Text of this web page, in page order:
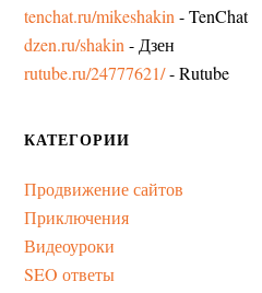
tenchat.ru/mikeshakin - TenChat
dzen.ru/shakin - Дзен
rutube.ru/24777621/- Rutube
КАТЕГОРИИ
Продвижение сайтов
Приключения
Видеоуроки
SEO ответы